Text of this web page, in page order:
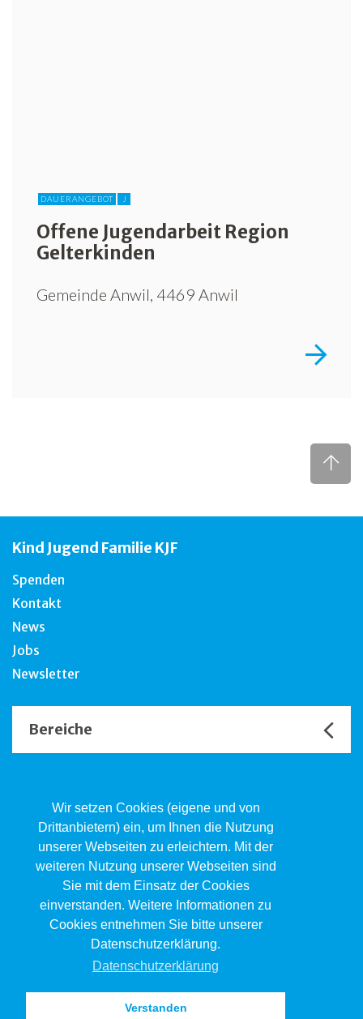
Wir setzen Cookies (eigene und von
Drittanbietern) ein, um Ihnen die Nutzung
unserer Webseiten zu erleichtern. Mit der
weiteren Nutzung unserer Webseiten sind
Sie mit dem Einsatz der Cookies
einverstanden. Weitere Informationen zu
Cookies entnehmen Sie bitte unserer
Datenschutzerklärung.
Datenschutzerklärung
Verstanden
DAUERANGEBOT J
Offene Jugendarbeit Region
Gelterkinden
Gemeinde Anwil, 4469 Anwil
Kind Jugend Familie KJF
Spenden
Kontakt
News
Jobs
Newsletter
Bereiche
Kind.Jugend.Familie KJF
Poststrasse 2, Postfach, 4410 Liestal
061 551 17 77
kjf@jsw.swiss